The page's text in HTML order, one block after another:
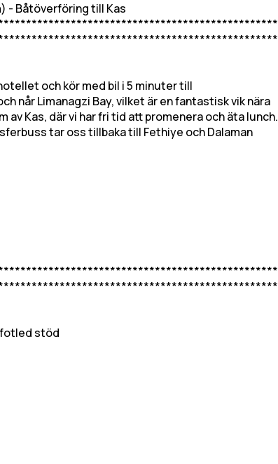
- Båtöverföring till Kas
och kör med bil i 5 minuter till
når Limanagzi Bay, vilket är en fantastisk vik nära
Kas, där vi har fri tid att promenera och äta lunch.
tar oss tillbaka till Fethiye och Dalaman
fotled stöd